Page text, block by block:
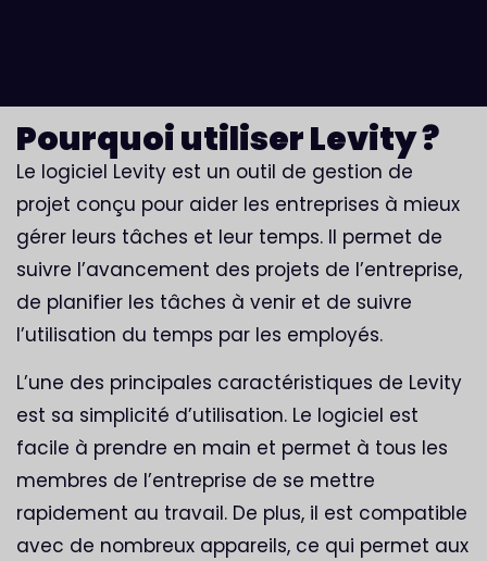
Pourquoi utiliser Levity ?
Le logiciel Levity est un outil de gestion de
projet conçu pour aider les entreprises à mieux
gérer leurs tâches et leur temps. Il permet de
suivre l’avancement des projets de l’entreprise,
de planifier les tâches à venir et de suivre
l’utilisation du temps par les employés.
L’une des principales caractéristiques de Levity
est sa simplicité d’utilisation. Le logiciel est
facile à prendre en main et permet à tous les
membres de l’entreprise de se mettre
rapidement au travail. De plus, il est compatible
avec de nombreux appareils, ce qui permet aux